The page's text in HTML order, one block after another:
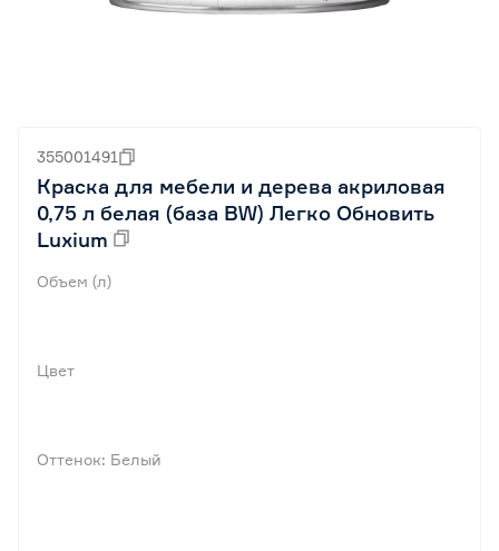
355001491
Краска для мебели и дерева акриловая
0,75 л белая (база BW) Легко Обновить
Luxium
Объем (л)
Цвет
Оттенок: Белый